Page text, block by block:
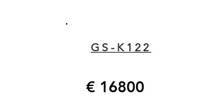
GS-K122
€ 16800